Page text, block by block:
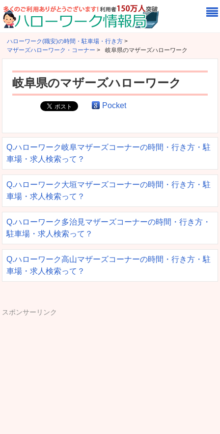
ハローワーク(職安)の時間・駐車場・行き方 >
マザーズハローワーク・コーナー > 岐阜県のマザーズハローワーク
岐阜県のマザーズハローワーク
Pocket
Q.ハローワーク岐阜マザーズコーナーの時間・行き方・駐
車場・求人検索って？
Q.ハローワーク大垣マザーズコーナーの時間・行き方・駐
車場・求人検索って？
Q.ハローワーク多治見マザーズコーナーの時間・行き方・
駐車場・求人検索って？
Q.ハローワーク高山マザーズコーナーの時間・行き方・駐
車場・求人検索って？
スポンサーリンク